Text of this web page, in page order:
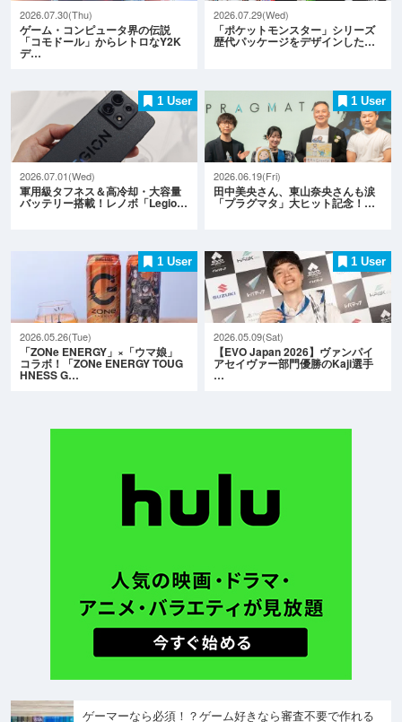
2026.07.30(Thu)
ゲーム・コンピュータ界の伝説
「コモドール」からレトロなY2K
デ…
2026.07.29(Wed)
「ポケットモンスター」シリーズ
歴代パッケージをデザインした…
1 User
2026.07.01(Wed)
軍用級タフネス＆高冷却・大容量
バッテリー搭載！レノボ「Legio…
1 User
2026.06.19(Fri)
田中美央さん、東山奈央さんも涙
「プラグマタ」大ヒット記念！…
1 User
2026.05.26(Tue)
「ZONe ENERGY」×「ウマ娘」
コラボ！「ZONe ENERGY TOUG
HNESS G…
1 User
2026.05.09(Sat)
【EVO Japan 2026】ヴァンパイ
アセイヴァー部門優勝のKaji選手
…
ゲーマーなら必須！？ゲーム好きなら審査不要で作れる